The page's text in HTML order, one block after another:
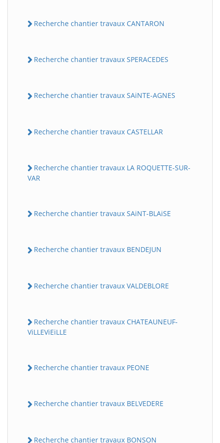
Recherche chantier travaux CANTARON
Recherche chantier travaux SPERACEDES
Recherche chantier travaux SAiNTE-AGNES
Recherche chantier travaux CASTELLAR
Recherche chantier travaux LA ROQUETTE-SUR-
VAR
Recherche chantier travaux SAiNT-BLAiSE
Recherche chantier travaux BENDEJUN
Recherche chantier travaux VALDEBLORE
Recherche chantier travaux CHATEAUNEUF-
ViLLEViEiLLE
Recherche chantier travaux PEONE
Recherche chantier travaux BELVEDERE
Recherche chantier travaux BONSON